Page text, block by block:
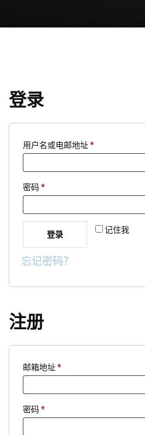
登录
用户名或电邮地址*必
密码*必
记住我
登录
忘记密码？
注册
邮箱地址*必
密码*必